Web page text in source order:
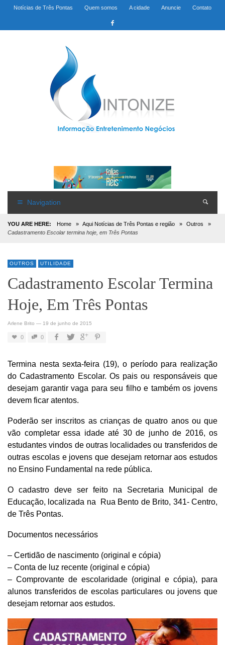
Notícias de Três Pontas Quem somos A cidade Anuncie Contato
Navigation
YOU ARE HERE: Home » Aqui Notícias de Três Pontas e região » Outros
»
Cadastramento Escolar termina hoje, em Três Pontas
OUTROS UTILIDADE
Cadastramento Escolar Termina
Hoje, Em Três Pontas
Arlene Brito — 19 de junho de 2015
0 0
Termina nesta sexta-feira (19), o período para realização
do Cadastramento Escolar. Os pais ou responsáveis que
desejam garantir vaga para seu filho e também os jovens
devem ficar atentos.
Poderão ser inscritos as crianças de quatro anos ou que
vão completar essa idade até 30 de junho de 2016, os
estudantes vindos de outras localidades ou transferidos de
outras escolas e jovens que desejam retornar aos estudos
no Ensino Fundamental na rede pública.
O cadastro deve ser feito na Secretaria Municipal de
Educação, localizada na Rua Bento de Brito, 341- Centro,
de Três Pontas.
Documentos necessários
– Certidão de nascimento (original e cópia)
– Conta de luz recente (original e cópia)
– Comprovante de escolaridade (original e cópia), para
alunos transferidos de escolas particulares ou jovens que
desejam retornar aos estudos.